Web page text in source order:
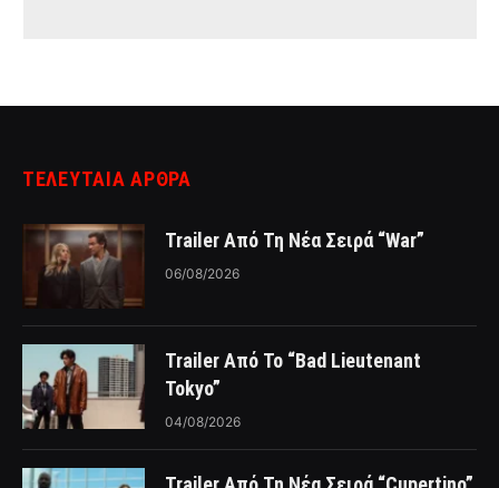
ΤΕΛΕΥΤΑΙΑ ΑΡΘΡΑ
Trailer Από Τη Νέα Σειρά “War”
06/08/2026
Trailer Από Το “Bad Lieutenant
Tokyo”
04/08/2026